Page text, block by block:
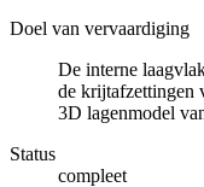
Doel van vervaardiging
De interne
de krijtafzettingen
3D lagenmodel
Status
compleet